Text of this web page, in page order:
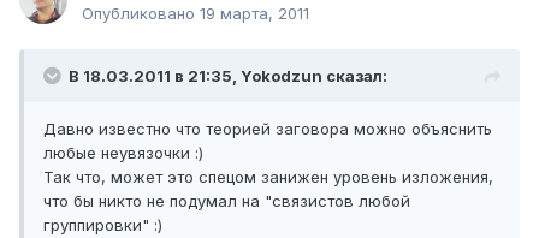
Опубликовано 19 марта, 2011
В 18.03.2011 в 21:35, Yokodzun сказал:
Давно известно что теорией заговора можно объяснить
любые неувязочки :)
Так что, может это спецом занижен уровень изложения,
что бы никто не подумал на "связистов любой
группировки" :)